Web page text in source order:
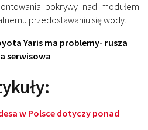
pokrywy nad modułem
przedostawaniu się wody.
Yaris ma problemy- rusza
serwisowa
w Polsce dotyczy ponad